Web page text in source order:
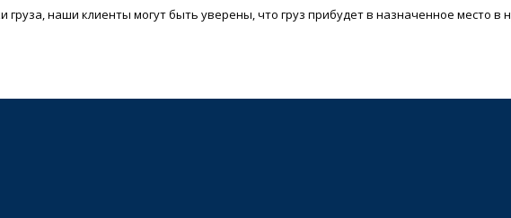
наши клиенты могут быть уверены, что груз прибудет в назначенное место в